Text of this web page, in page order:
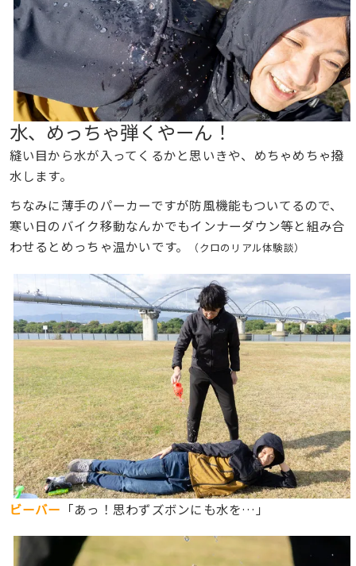
水、めっちゃ弾くやーん！
縫い目から水が入ってくるかと思いきや、めちゃめちゃ撥
水します。
ちなみに薄手のパーカーですが防風機能もついてるので、
寒い日のバイク移動なんかでもインナーダウン等と組み合
わせるとめっちゃ温かいです。
（クロのリアル体験談）
ビーバー 「あっ！思わずズボンにも水を…」